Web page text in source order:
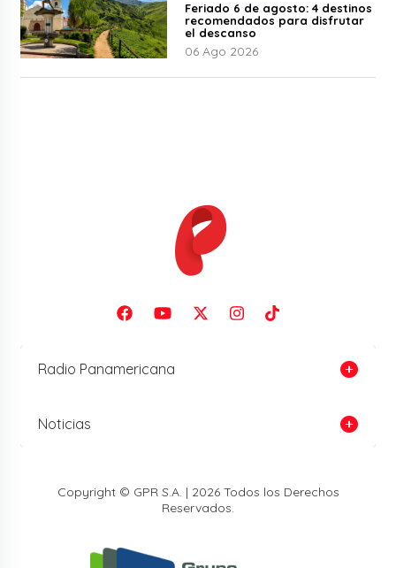
Feriado 6 de agosto: 4 destinos
recomendados para disfrutar
el descanso
06 Ago 2026
Radio Panamericana
Noticias
Copyright © GPR S.A. | 2026 Todos los Derechos
Reservados.